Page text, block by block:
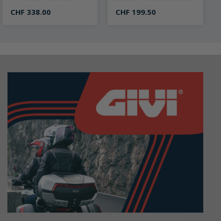
CHF 338.00 CHF 199.50
0 von 5 Sternen